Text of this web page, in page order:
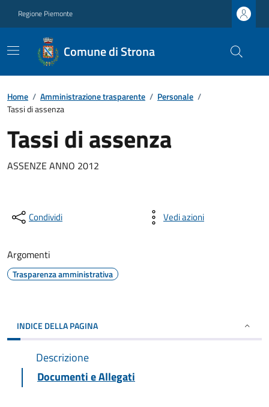
Regione Piemonte
Comune di Strona
Home / Amministrazione trasparente / Personale /
Tassi di assenza
Tassi di assenza
ASSENZE ANNO 2012
Condividi Vedi azioni
Argomenti
Trasparenza amministrativa
INDICE DELLA PAGINA
Descrizione
Documenti e Allegati